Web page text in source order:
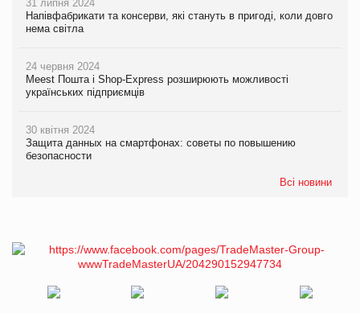
31 липня 2024
Напівфабрикати та консерви, які стануть в пригоді, коли довго
нема світла
24 червня 2024
Meest Пошта і Shop-Express розширюють можливості
українських підприємців
30 квітня 2024
Защита данных на смартфонах: советы по повышению
безопасности
Всі новини